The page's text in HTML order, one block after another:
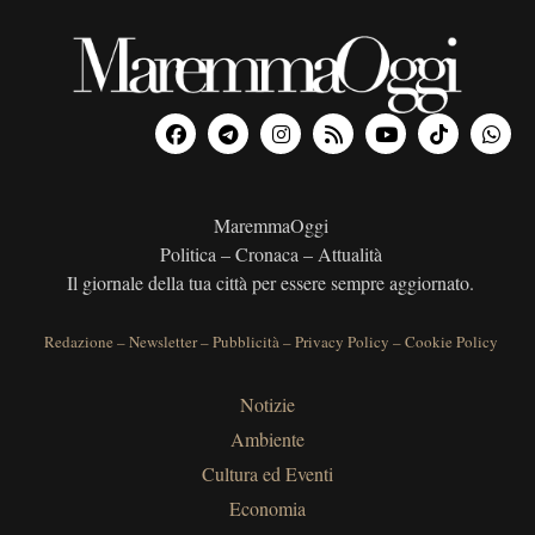
MaremmaOggi
Politica – Cronaca – Attualità
Il giornale della tua città per essere sempre aggiornato.
Redazione –Newsletter–Pubblicità–Privacy Policy –Cookie Policy
Notizie
Ambiente
Cultura ed Eventi
Economia